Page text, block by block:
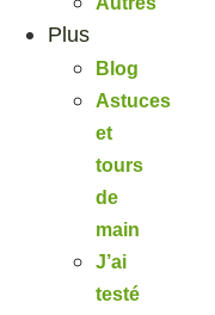
Plus
Blog
Astuces
et
tours
de
main
J’ai
testé